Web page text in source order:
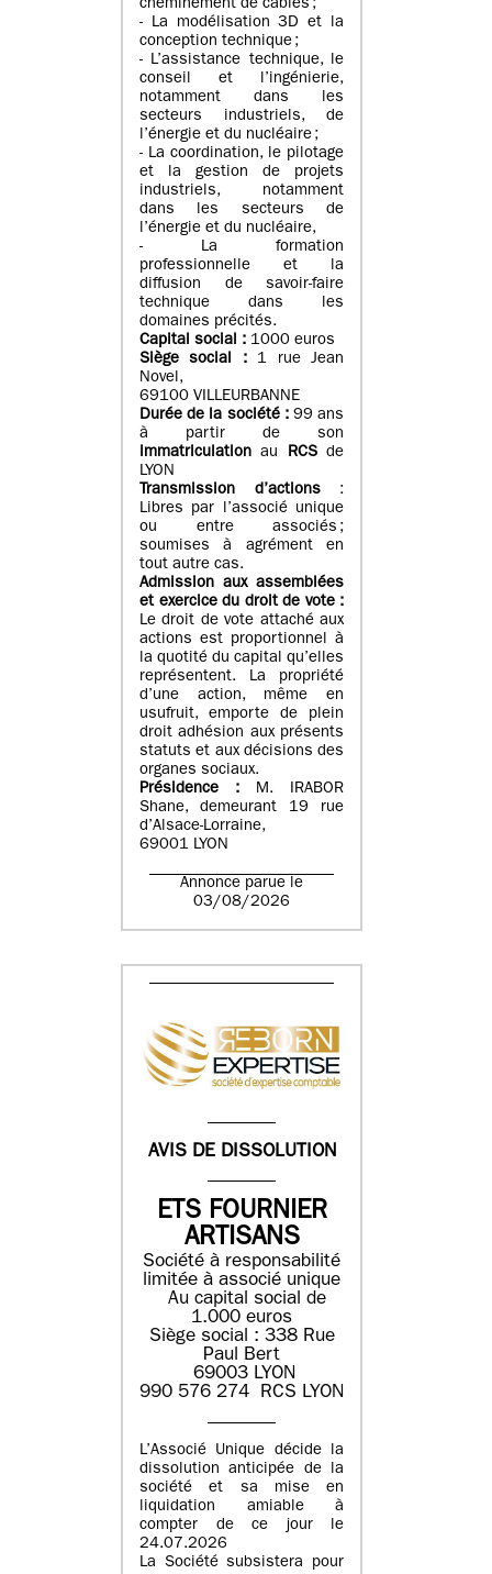
cheminement de câbles ;
- La modélisation 3D et la
conception technique ;
- L’assistance technique, le
conseil et l’ingénierie,
notamment dans les
secteurs industriels, de
l’énergie et du nucléaire ;
- La coordination, le pilotage
et la gestion de projets
industriels, notamment
dans les secteurs de
l’énergie et du nucléaire,
- La formation
professionnelle et la
diffusion de savoir-faire
technique dans les
domaines précités.
Capital social : 1000 euros
Siège social :1 rue Jean
Novel,
69100 VILLEURBANNE
Durée de la société :99 ans
à partir de son
immatriculation au RCSde
LYON
Transmission d’actions:
Libres par l’associé unique
ou entre associés ;
soumises à agrément en
tout autre cas.
Admission aux assemblées
et exercice du droit de vote :
Le droit de vote attaché aux
actions est proportionnel à
la quotité du capital qu’elles
représentent. La propriété
d’une action, même en
usufruit, emporte de plein
droit adhésion aux présents
statuts et aux décisions des
organes sociaux.
Présidence : M. IRABOR
Shane, demeurant 19 rue
d’Alsace-Lorraine,
69001 LYON
Annonce parue le
03/08/2026
AVIS DE DISSOLUTION
ETS FOURNIER
ARTISANS
Société à responsabilité
limitée à associé unique
Au capital social de
1.000 euros
Siège social : 338 Rue
Paul Bert
69003 LYON
990 576 274 RCS LYON
L’Associé Unique décide la
dissolution anticipée de la
société et sa mise en
liquidation amiable à
compter de ce jour le
24.07.2026
La Société subsistera pour